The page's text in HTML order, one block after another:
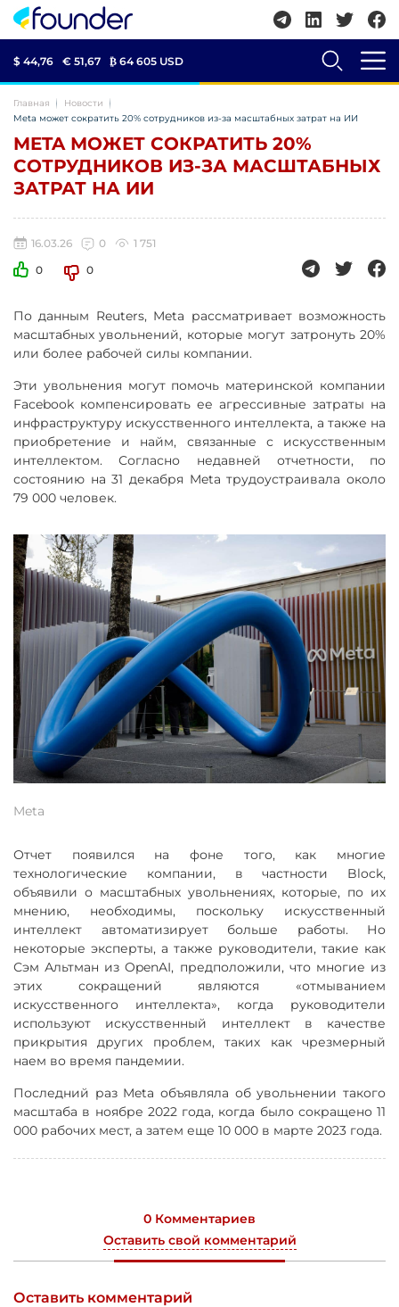
$ 44,76 € 51,67 ₿ 64 605 USD
Главная
Новости
Meta может сократить 20% сотрудников из-за масштабных затрат на ИИ
META МОЖЕТ СОКРАТИТЬ 20%
СОТРУДНИКОВ ИЗ-ЗА МАСШТАБНЫХ
ЗАТРАТ НА ИИ
16.03.26 0
1 751
0
0
По данным Reuters, Meta рассматривает возможность
масштабных увольнений, которые могут затронуть 20%
или более рабочей силы компании.
Эти увольнения могут помочь материнской компании
Facebook компенсировать ее агрессивные затраты на
инфраструктуру искусственного интеллекта, а также на
приобретение и найм, связанные с искусственным
интеллектом. Согласно недавней отчетности, по
состоянию на 31 декабря Meta трудоустраивала около
79 000 человек.
Meta
Отчет появился на фоне того, как многие
технологические компании, в частности Block,
объявили о масштабных увольнениях, которые, по их
мнению, необходимы, поскольку искусственный
интеллект автоматизирует больше работы. Но
некоторые эксперты, а также руководители, такие как
Сэм Альтман из OpenAI, предположили, что многие из
этих сокращений являются «отмыванием
искусственного интеллекта», когда руководители
используют искусственный интеллект в качестве
прикрытия других проблем, таких как чрезмерный
наем во время пандемии.
Последний раз Meta объявляла об увольнении такого
масштаба в ноябре 2022 года, когда было сокращено 11
000 рабочих мест, а затем еще 10 000 в марте 2023 года.
0 Комментариев
Оставить свой комментарий
Оставить комментарий